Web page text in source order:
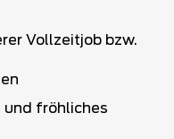
Vollzeitjob bzw.
und fröhliches